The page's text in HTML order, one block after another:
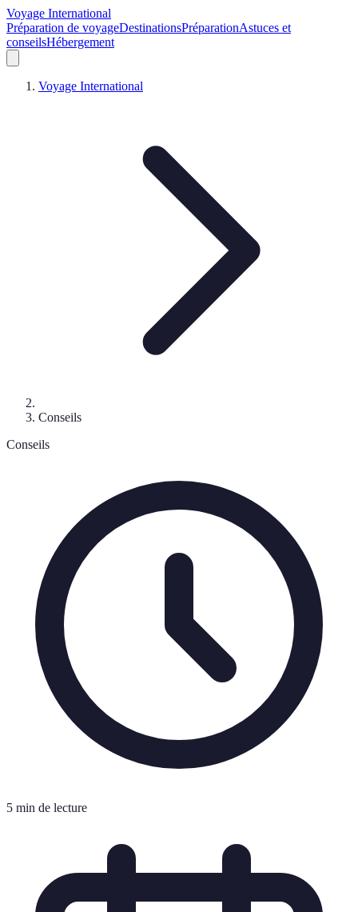
Voyage International
Préparation de voyageDestinationsPréparationAstuces et
conseilsHébergement
Voyage International
Conseils
Conseils
5 min de lecture